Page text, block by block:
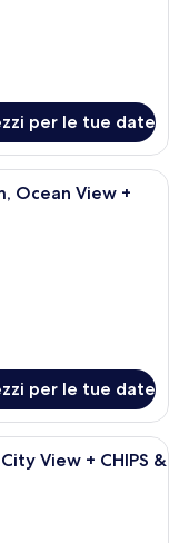
per le tue date
moderno con un
Ocean View +
per le tue date
con due letti, un
View + CHIPS &